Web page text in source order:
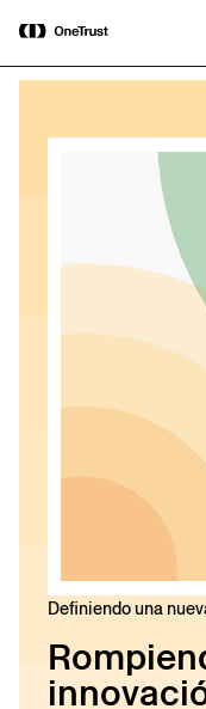
OneTrust nombrada
Magic Quadrant™ de
para plataformas de
Definiendo una